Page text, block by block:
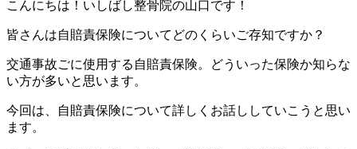
こんにちは！いしばし整骨院の山口です！
皆さんは自賠責保険についてどのくらいご存知ですか？
交通事故ごに使用する自賠責保険。どういった保険か知らな
い方が多いと思います。
今回は、自賠責保険について詳しくお話ししていこうと思い
ます。